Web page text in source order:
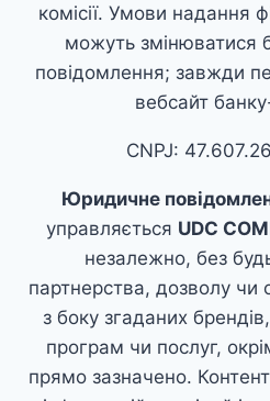
комісії. Умови надання
можуть змінюватися
повідомлення; завжди
вебсайт
CNPJ:
Юридичне
управляється UDC
незалежно, без
партнерства, дозволу чи
з боку згаданих
програм чи послуг,
прямо зазначено.